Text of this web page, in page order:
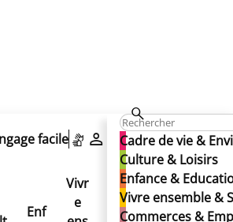
Cadre de vie &
Culture & Loisirs
Enfance &
Vivre ensemble &
Commerces &
facile
Mon espace
Enf
Vivr
e
Co
Ad
min
communal du 5 décembre 2018
Conseil
du 5